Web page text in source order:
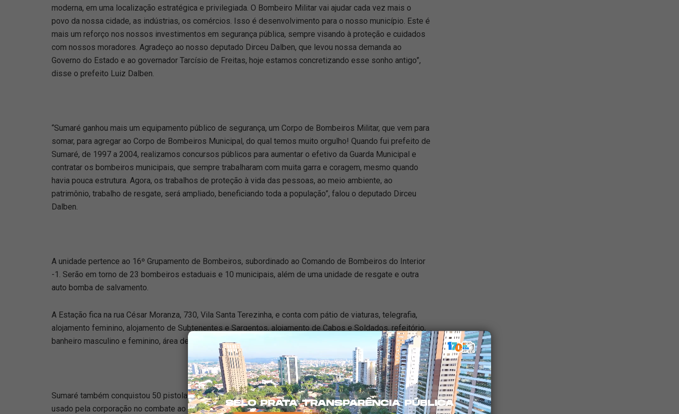
moderna, em uma localização estratégica e privilegiada. O Bombeiro Militar vai ajudar cada vez mais o
povo da nossa cidade, as indústrias, os comércios. Isso é desenvolvimento para o nosso município. Este é
mais um reforço nos nossos investimentos em segurança pública, sempre visando à proteção e cuidados
com nossos moradores. Agradeço ao nosso deputado Dirceu Dalben, que levou nossa demanda ao
Governo do Estado e ao governador Tarcísio de Freitas, hoje estamos concretizando esse sonho antigo”,
disse o prefeito Luiz Dalben.
“Sumaré ganhou mais um equipamento público de segurança, um Corpo de Bombeiros Militar, que vem para
somar, para agregar ao Corpo de Bombeiros Municipal, do qual temos muito orgulho! Quando fui prefeito de
Sumaré, de 1997 a 2004, realizamos concursos públicos para aumentar o efetivo da Guarda Municipal e
contratar os bombeiros municipais, que sempre trabalharam com muita garra e coragem, mesmo quando
havia pouca estrutura. Agora, os trabalhos de proteção à vida das pessoas, ao meio ambiente, ao
patrimônio, trabalho de resgate, será ampliado, beneficiando toda a população”, falou o deputado Dirceu
Dalben.
A unidade pertence ao 16º Grupamento de Bombeiros, subordinado ao Comando de Bombeiros do Interior
-1. Serão em torno de 23 bombeiros estaduais e 10 municipais, além de uma unidade de resgate e outra
auto bomba de salvamento.
A Estação fica na rua César Moranza, 730, Vila Santa Terezinha, e conta com pátio de viaturas, telegrafia,
alojamento feminino, alojamento de Subtenentes e Sargentos, alojamento de Cabos e Soldados, refeitório,
banheiro masculino e feminino, área de serviço, sala de aula e sala da administração.
Sumaré também conquistou 50 pistolas e duas carabinas para a Guarda Civil Municipal. O armamento será
usado pela corporação no combate ao crime. A Estação do Corpo de Bombeiros Militar é um reforço às